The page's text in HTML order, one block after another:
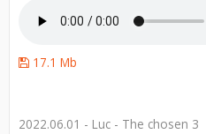
17.1 Mb
2022.06.01 - Luc - The chosen 3